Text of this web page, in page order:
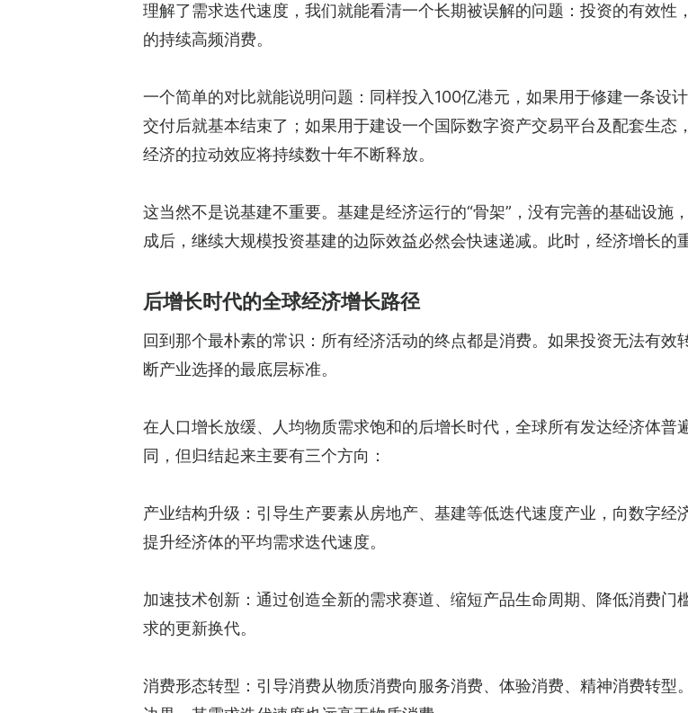
理解了需求迭代速度，我们就能看清一个长期被误解的问题：投资的有效
的持续高频消费。
一个简单的对比就能说明问题：同样投入100亿港元，如果用于修建一条设
交付后就基本结束了；如果用于建设一个国际数字资产交易平台及配套生
经济的拉动效应将持续数十年不断释放。
这当然不是说基建不重要。基建是经济运行的“骨架”，没有完善的基础设
成后，继续大规模投资基建的边际效益必然会快速递减。此时，经济增长的
后增长时代的全球经济增长路径
回到那个最朴素的常识：所有经济活动的终点都是消费。如果投资无法有
断产业选择的最底层标准。
在人口增长放缓、人均物质需求饱和的后增长时代，全球所有发达经济体
同，但归结起来主要有三个方向：
产业结构升级：引导生产要素从房地产、基建等低迭代速度产业，向数字
提升经济体的平均需求迭代速度。
加速技术创新：通过创造全新的需求赛道、缩短产品生命周期、降低消费门
求的更新换代。
消费形态转型：引导消费从物质消费向服务消费、体验消费、精神消费转